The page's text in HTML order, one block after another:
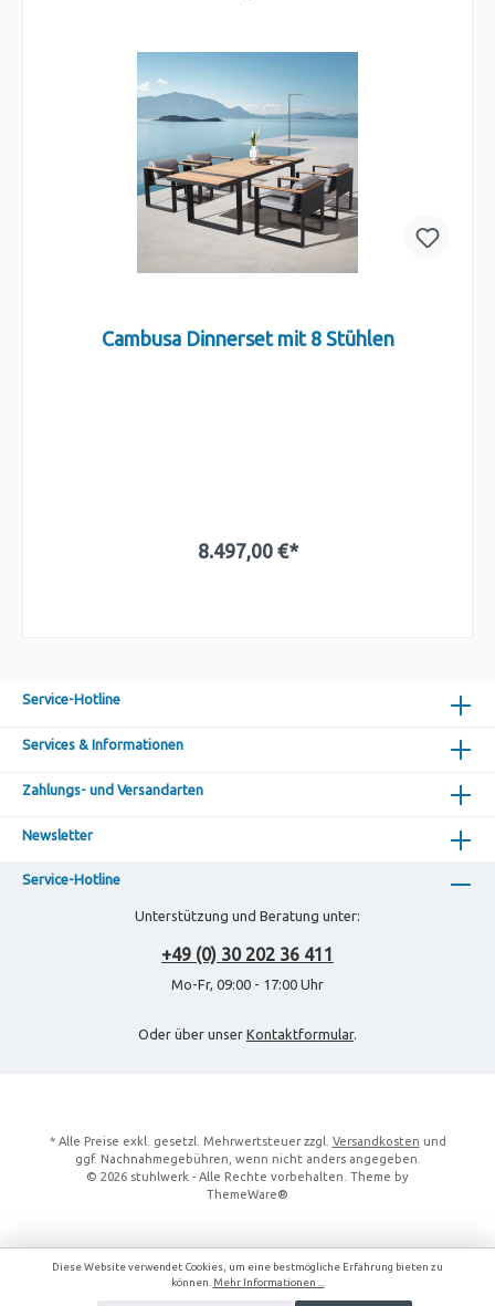
Cambusa Dinnerset mit 8 Stühlen
8.497,00 €*
Service-Hotline
Services & Informationen
Zahlungs- und Versandarten
Newsletter
Service-Hotline
Unterstützung und Beratung unter:
+49 (0) 30 202 36 411
Mo-Fr, 09:00 - 17:00 Uhr
Oder über unser Kontaktformular.
* Alle Preise exkl. gesetzl. Mehrwertsteuer zzgl. Versandkosten und
ggf. Nachnahmegebühren, wenn nicht anders angegeben.
© 2026 stuhlwerk - Alle Rechte vorbehalten. Theme by
ThemeWare®
Diese Website verwendet Cookies, um eine bestmögliche Erfahrung bieten zu
können. Mehr Informationen ...